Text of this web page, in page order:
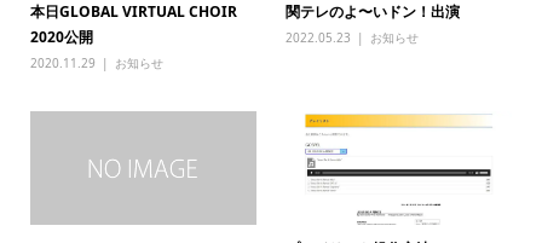
本日GLOBAL VIRTUAL CHOIR
2020公開
2020.11.29 お知らせ
関テレのよ〜いドン！出演
2022.05.23 お知らせ